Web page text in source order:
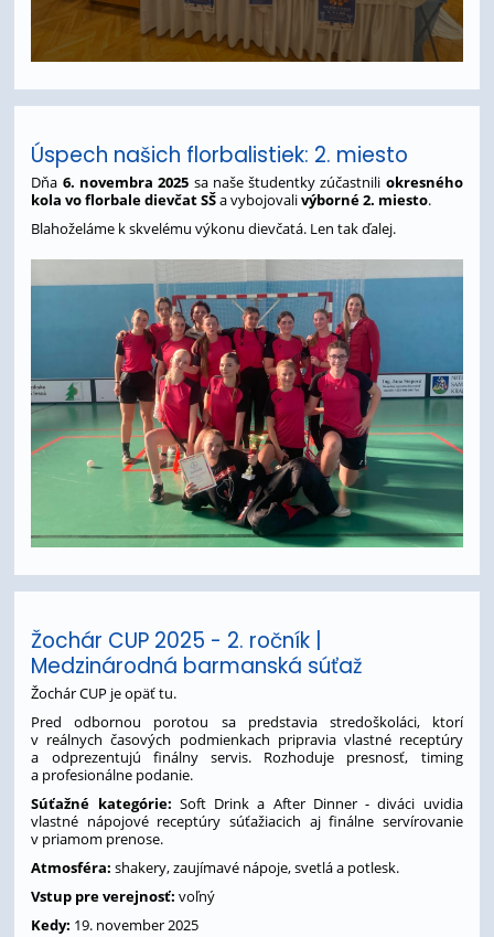
Úspech našich florbalistiek: 2. miesto
Dňa 6. novembra 2025 sa naše študentky zúčastnili okresného
kola vo florbale dievčat SŠa vybojovalivýborné 2. miesto.
Blahoželáme k skvelému výkonu dievčatá. Len tak ďalej.
Žochár CUP 2025 - 2. ročník |
Medzinárodná barmanská súťaž
Žochár CUP je opäť tu.
Pred odbornou porotou sa predstavia stredoškoláci, ktorí
v reálnych časových podmienkach pripravia vlastné receptúry
a odprezentujú finálny servis. Rozhoduje presnosť, timing
a profesionálne podanie.
Súťažné kategórie: Soft Drink a After Dinner - diváci uvidia
vlastné nápojové receptúry súťažiacich aj finálne servírovanie
v priamom prenose.
Atmosféra: shakery, zaujímavé nápoje, svetlá a potlesk.
Vstup pre verejnosť: voľný
Kedy: 19. november 2025